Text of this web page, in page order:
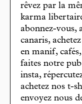
rêvez par la
karma
abonnez-vous,
canaris,
en manif,
faites notre
insta,
achetez nos t-
envoyez nous